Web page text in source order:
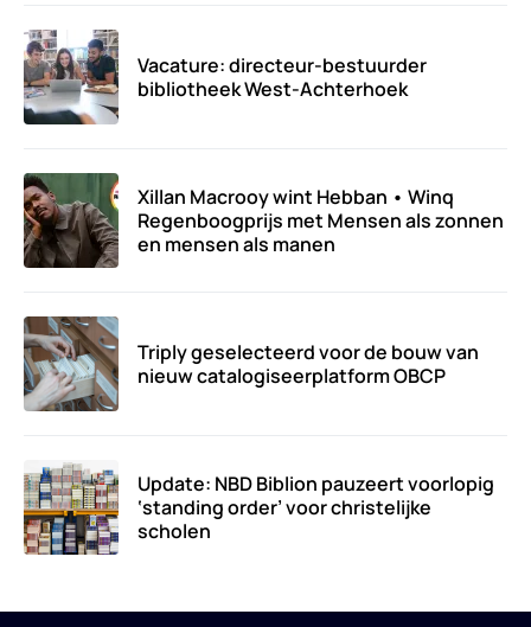
Vacature: directeur-bestuurder
bibliotheek West-Achterhoek
Xillan Macrooy wint Hebban • Winq
Regenboogprijs met Mensen als zonnen
en mensen als manen
Triply geselecteerd voor de bouw van
nieuw catalogiseerplatform OBCP
Update: NBD Biblion pauzeert voorlopig
‘standing order’ voor christelijke
scholen